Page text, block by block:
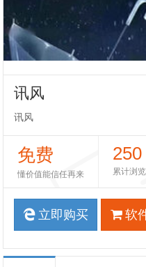
讯风
讯风
免费
懂价值能信任再来
250
累计浏
立即购买 软